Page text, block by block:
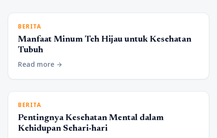
BERITA
Manfaat Minum Teh Hijau untuk Kesehatan
Tubuh
Read more arrow_forward
BERITA
Pentingnya Kesehatan Mental dalam
Kehidupan Sehari-hari